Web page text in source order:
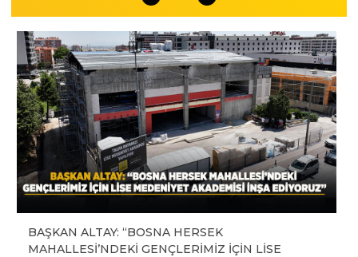
BAŞKAN ALTAY: “BOSNA HERSEK
MAHALLESİ’NDEKİ GENÇLERİMİZ İÇİN LİSE